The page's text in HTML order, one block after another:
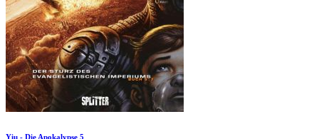
Yiu - Die Apokalypse 5